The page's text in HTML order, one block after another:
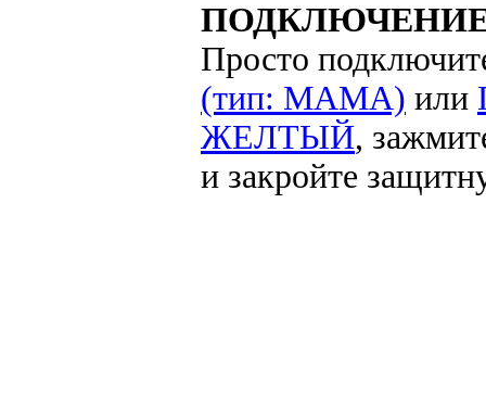
Просто
(тип: МАМА) или
ЖЕЛТЫЙ,
и закройте